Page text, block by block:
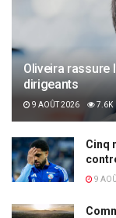
Oliveira rassure
dirigeants
9 AOÛT 2026 7.6K
Cinq
9